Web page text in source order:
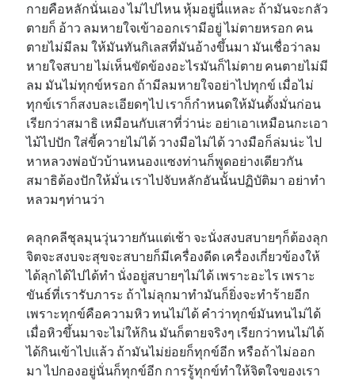
กายคือหลักนั่นเอง ไม่ไปไหน หุ้มอยู่นี่แหละ ถ้ามันจะกลัว
ตายก็ อ้าว ลมหายใจเข้าออกเรามีอยู่ ไม่ตายหรอก คน
ตายไม่มีลม ให้มันทันกิเลสที่มันอ้างขึ้นมา มันเชื่อว่าลม
หายใจสบาย ไม่เห็นขัดข้องอะไรมันก็ไม่ตาย คนตายไม่มี
ลม มันไม่ทุกข์หรอก ถ้ามีลมหายใจอย่าไปทุกข์ เมื่อไม่
ทุกข์เราก็สงบละเอียดๆไป เราก็กำหนดให้มันตั้งมั่นก่อน
เรียกว่าสมาธิ เหมือนกับเสาที่ว่าน่ะ อย่าเอาเหมือนกะเอา
ไม้ไปปัก ใส่ขี้ควายไม่ได้ วางมือไม่ได้ วางมือก็ล่มน่ะ ไป
หาหลวงพ่อบัวบ้านหนองแซงท่านก็พูดอย่างเดียวกัน
สมาธิต้องปักให้มั่น เราไปจับหลักอันนั้นปฏิบัติมา อย่าทำ
หลวมๆท่านว่า
คลุกคลีชุลมุนวุ่นวายกันแต่เช้า จะนั่งสงบสบายๆก็ต้องลุก
จิตจะสงบจะสุขจะสบายก็มีเครื่องดีด เครื่องเกี่ยวข้องให้
ได้ลุกได้ไปได้ทำ นั่งอยู่สบายๆไม่ได้ เพราะอะไร เพราะ
ขันธ์ที่เรารับภาระ ถ้าไม่ลุกมาทำมันก็ยิ่งจะทำร้ายอีก
เพราะทุกข์คือความหิว ทนไม่ได้ คำว่าทุกข์มันทนไม่ได้
เมื่อหิวขึ้นมาจะไม่ให้กิน มันก็ตายจริงๆ เรียกว่าทนไม่ได้
ได้กินเข้าไปแล้ว ถ้ามันไม่ย่อยก็ทุกข์อีก หรือถ้าไม่ออก
มา ไปกองอยู่นั่นก็ทุกข์อีก การรู้ทุกข์ทำให้จิตใจของเรา